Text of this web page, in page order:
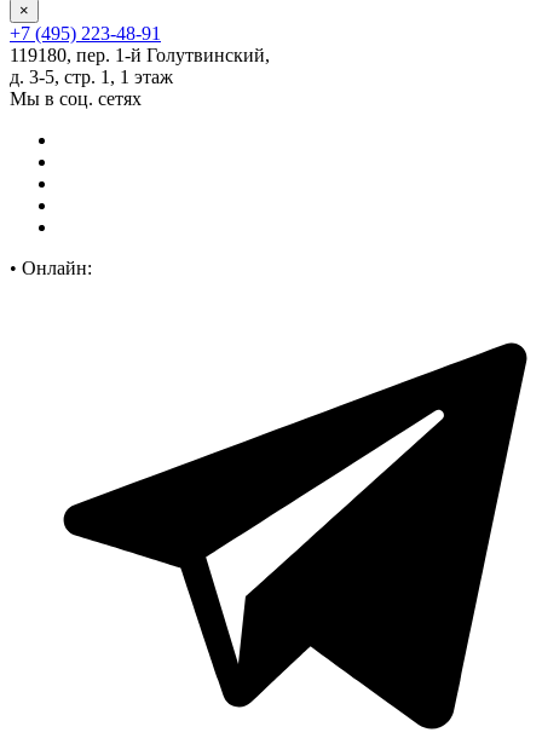
×
+7 (495) 223-48-91
119180, пер. 1-й Голутвинский,
д. 3-5, стр. 1, 1 этаж
Мы в соц. сетях
• Онлайн: